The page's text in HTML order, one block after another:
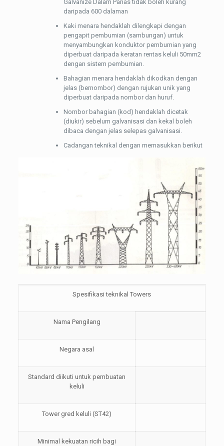
Galvanize Dalam Panas tidak boleh kurang
daripada 600 dalaman
Kaki menara hendaklah dilengkapi dengan
pengapit pembumian (sambungan) untuk
menyambungkan konduktor pembumian yang
diperbuat daripada keratan rentas keluli 50mm2
dengan sistem pembumian.
Bahagian menara hendaklah dikodkan dengan
jelas (bernombor) dengan rujukan unik yang
diperbuat daripada nombor dan huruf.
Nombor bahagian (kod) hendaklah dicetak
(diukir) sebelum galvanisasi dan kekal boleh
dibaca dengan jelas selepas galvanisasi.
Cadangan teknikal dengan memasukkan berikut
Spesifikasi teknikal Towers
Nama Pengilang
Negara asal
Standard diikuti untuk pembuatan
keluli
Tower gred keluli (ST42)
Minimal kekuatan ricih bagi